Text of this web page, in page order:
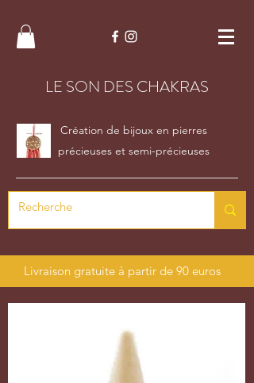
LE SON DES CHAKRAS
Création de bijoux en pierres
précieuses et semi-précieuses
Livraison gratuite à partir de 90 euros